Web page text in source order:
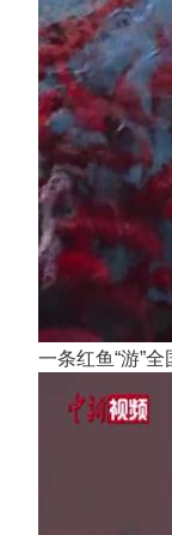
一条红鱼“游”